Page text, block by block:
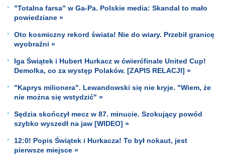
"Totalna farsa" w Ga-Pa. Polskie media: Skandal to mało
powiedziane »
Oto kosmiczny rekord świata! Nie do wiary. Przebił granicę
wyobraźni »
Iga Świątek i Hubert Hurkacz w ćwierćfinale United Cup!
Demolka, co za występ Polaków. [ZAPIS RELACJI] »
"Kaprys milionera". Lewandowski się nie kryje. "Wiem, że
nie można się wstydzić" »
Sędzia skończył mecz w 87. minucie. Szokujący powód
szybko wyszedł na jaw [WIDEO] »
12:0! Popis Świątek i Hurkacza! To był nokaut, jest
pierwsze miejsce »